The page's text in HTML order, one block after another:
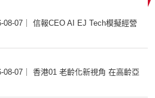
08-07｜ 信報CEO AI EJ Tech模擬經營
08-07｜ 香港01 老齡化新視角 在高齡亞